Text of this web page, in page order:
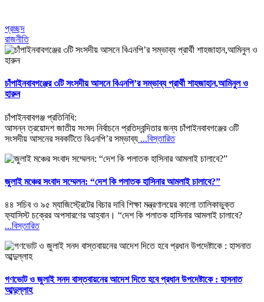
প্রচ্ছদ
রাজনীতি
চাঁপাইনবাবগঞ্জের ৩টি সংসদীয় আসনে বিএনপি’র সম্ভাব্য প্রার্থী শাহজাহান,আমিনুল ও
হারুন
চাঁপাইনবাবগঞ্জ প্রতিনিধি:
আসন্ন ত্রয়োদশ জাতীয় সংসদ নির্বাচনে প্রতিদ্বন্দিতার জন্য চাঁপাইনবাবগঞ্জের ৩টি
সংসদীয় আসনের সবকটিতে বিএনপি’র সম্ভাব্য ...বিস্তারিত
জুলাই মঞ্চের সংবাদ সম্মেলন: “দেশ কি পলাতক হাসিনার আমলাই চালাবে?”
৪৪ সচিব ও ৯৫ ম্যাজিস্ট্রেটের বিচার দাবি শিক্ষা মন্ত্রণালয়ের কালো তালিকাভুক্ত
ফ্যাসিস্ট চক্রের অপসারণের আহ্বান। “দেশ কি পলাতক হাসিনার আমলাই চালাবে?
...বিস্তারিত
গণভোট ও জুলাই সনদ বাস্তবায়নের আদেশ দিতে হবে প্রধান উপদেষ্টাকে : হাসনাত
আব্দুল্লাহ